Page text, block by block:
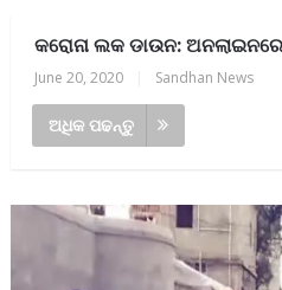
କରୋନା ଲକ ଡାଉନ:
June 20, 2020 Sandhan News
ଅଧିକ ପଢନ୍ତୁ